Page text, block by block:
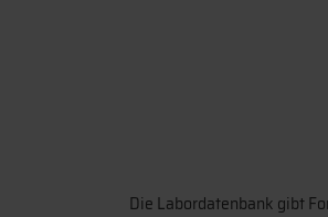
Die Labordatenbank gibt